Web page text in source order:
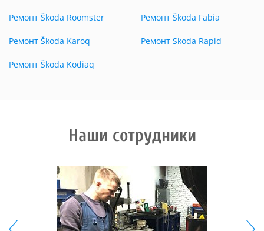
Ремонт Škoda Roomster
Ремонт Škoda Karoq
Ремонт Škoda Kodiaq
Ремонт Škoda Fabia
Ремонт Skoda Rapid
Наши сотрудники